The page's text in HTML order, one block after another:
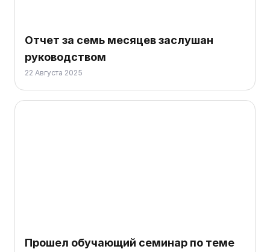
Отчет за семь месяцев заслушан
руководством
22 Августа 2025
Прошел обучающий семинар по теме